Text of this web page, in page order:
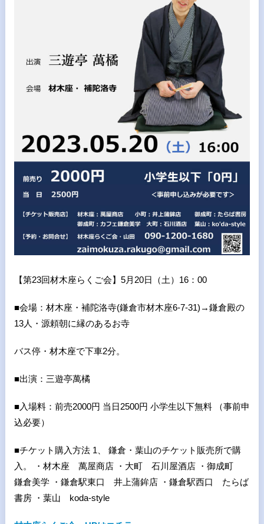
【第23回材木座らくご会】5月20日（土）16：00
■会場：材木座・補陀洛寺(鎌倉市材木座6-7-31)→鎌倉殿の
13人・源頼朝に縁のあるお寺
バス停・材木座で下車2分。
■出演：三遊亭萬橘
■入場料：前売2000円 当日2500円 小学生以下無料 （事前申
込必要）
■チケット購入方法 1、 鎌倉・葉山のチケット販売所で購
入。 ・材木座 萬屋商店 ・大町 石川屋酒店 ・御成町
鎌倉美学 ・鎌倉駅東口 井上蒲鉾店 ・鎌倉駅西口 たらば
書房 ・葉山 koda-style